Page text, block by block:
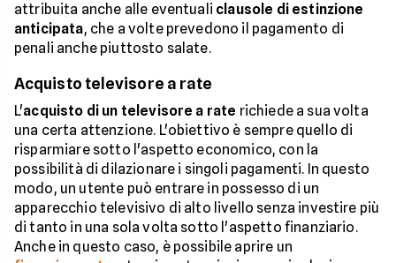
attribuita anche alle eventuali clausole di estinzione
anticipata, che a volte prevedono il pagamento di
penali anche piuttosto salate.
Acquisto televisore a rate
L'acquisto di un televisore a rate richiede a sua volta
una certa attenzione. L'obiettivo è sempre quello di
risparmiare sotto l'aspetto economico, con la
possibilità di dilazionare i singoli pagamenti. In questo
modo, un utente può entrare in possesso di un
apparecchio televisivo di alto livello senza investire più
di tanto in una sola volta sotto l'aspetto finanziario.
Anche in questo caso, è possibile aprire un